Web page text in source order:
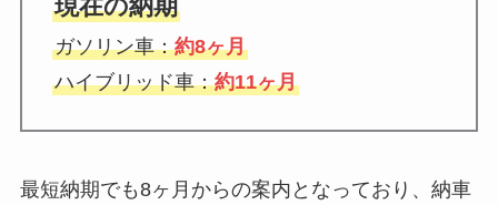
現在の納期
ガソリン車：約8ヶ月
ハイブリッド車：約11ヶ月
最短納期でも8ヶ月からの案内となっており、納車